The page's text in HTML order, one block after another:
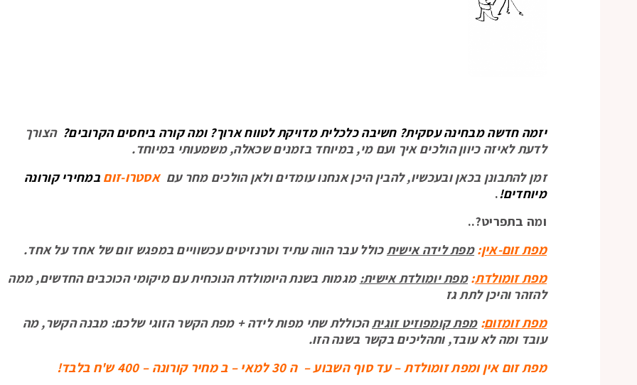
יזמה חדשה מבחינה עסקית? חשיבה כלכלית מדויקת לטווח ארוך? ומה קורה ביחסים הקרובים? הצורך
לדעת לאיזה כיוון הולכים איך ועם מי, במיוחד בזמנים שכאלה, משמעותי במיוחד.
זמן להתבונן בכאן ובעכשיו, להבין היכן אנחנו עומדים ולאן הולכים מחר עםאסטרו-זום במחירי קורונה
מיוחדים!.
ומה בתפריט?..
מפת זום-אין:מפת לידה אישיתכולל עבר הווה עתיד וטרנזיטים עכשוויים במפגש זום של אחד על אחד.
מפת זומולדת: מפת יומולדת אישית: מגמות בשנת היומולדת הנוכחית עם מיקומי הכוכבים החדשים, ממה
להזהר והיכן לתת גז
מפת זומזום:מפת קומפוזיט זוגיתהכוללת שתי מפות לידה + מפת הקשר הזוגי שלכם: מבנה הקשר, מה
עובד ומה לא עובד, ותהליכים בקשר בשנה הזו.
מפת זום אין ומפת זומולדת – עד סוף השבוע – ה 30 למאי – ב מחיר קורונה – 400 ש'ח בלבד!